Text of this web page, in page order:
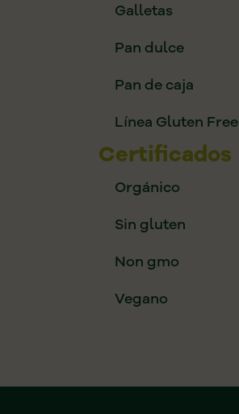
Galletas
Pan dulce
Pan de caja
Línea Gluten Free
Certificados
Orgánico
Sin gluten
Non gmo
Vegano